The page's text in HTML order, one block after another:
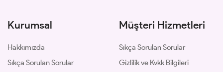
Kurumsal
Hakkımızda
Sıkça Sorulan Sorular
Müşteri Hizmetleri
Sıkça Sorulan Sorular
Gizlilik ve Kvkk Bilgileri